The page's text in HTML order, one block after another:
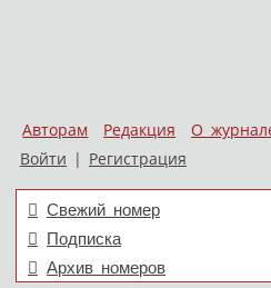
Авторам Редакция О
Войти | Регистрация
Свежий номер
Подписка
Архив номеров